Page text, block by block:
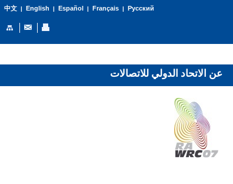
中文| English | Español | Français| Русский
عن الاتحاد الدولي للاتصالات